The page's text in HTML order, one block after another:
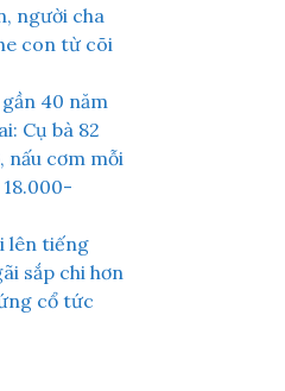
người cha
con từ cõi
gần 40 năm
Cụ bà 82
nấu cơm mỗi
lên tiếng
sắp chi hơn
cổ tức